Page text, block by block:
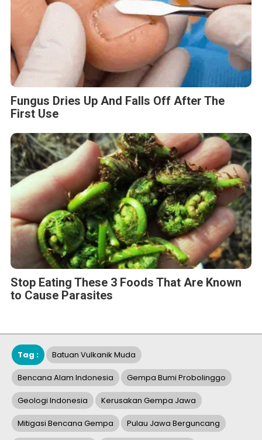
Fungus Dries Up And Falls Off After The
First Use
Stop Eating These 3 Foods That Are Known
to Cause Parasites
Tag : Batuan Vulkanik Muda
Bencana Alam Indonesia Gempa Bumi Probolinggo
Geologi Indonesia Kerusakan Gempa Jawa
Mitigasi Bencana Gempa Pulau Jawa Berguncang